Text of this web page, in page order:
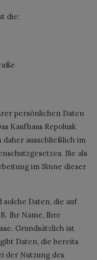
die:
persönlichen Daten
Kaufhaus Repolusk
ausschließlich im
Sie als
im Sinne dieser
solche Daten, die auf
Ihr Name, Ihre
Grundsätzlich ist
Daten, die bereits
der Nutzung des